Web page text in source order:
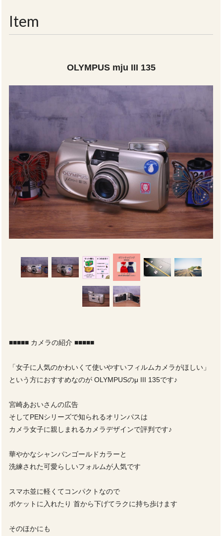
Item
OLYMPUS mju III 135
■■■■■ カメラの紹介 ■■■■■
「女子に人気のかわいくて使いやすいフィルムカメラがほしい」
という方におすすめなのが OLYMPUSのμ III 135です♪
宮崎あおいさんの広告
そしてPENシリーズで知られるオリンパスは
カメラ女子に親しまれるカメラデザインで評判です♪
華やかなシャンパンゴールドカラーと
洗練された可愛らしいフォルムが人気です
スマホ並に軽くてコンパクトなので
ポケットに入れたり 首から下げてラクに持ち歩けます
そのほかにも